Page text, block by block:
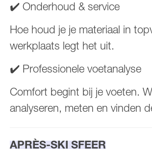
✔️ Onderhoud & service
Hoe houd je je materiaal in
werkplaats legt het uit.
✔️ Professionele voetanalyse
Comfort begint bij je voeten.
analyseren, meten en vinden
APRÈS-SKI SFEER